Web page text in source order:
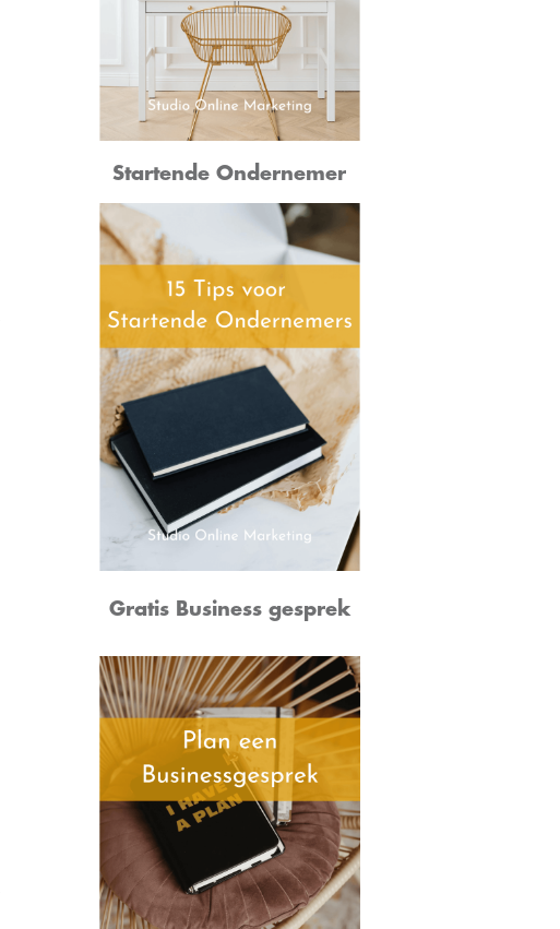
Startende Ondernemer
Gratis Business gesprek